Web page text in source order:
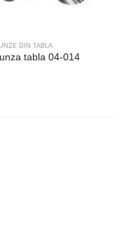
DIN TABLA
tabla 04-014